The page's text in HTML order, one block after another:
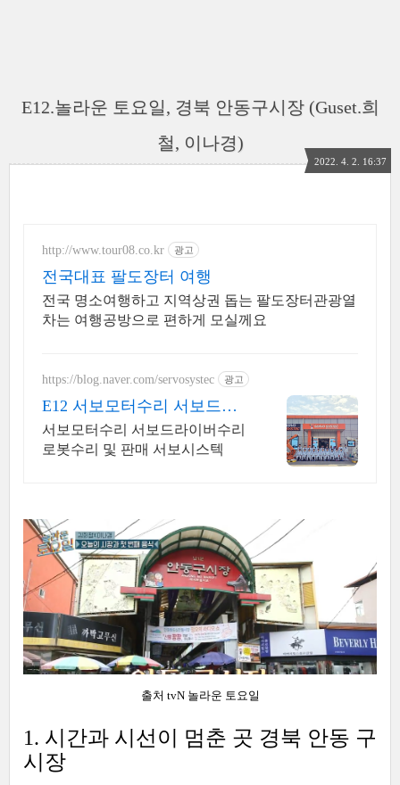
E12.놀라운 토요일, 경북 안동구시장 (Guset.희
철, 이나경)
2022. 4. 2. 16:37
http://www.tour08.co.kr 광고
전국대표 팔도장터 여행
전국 명소여행하고 지역상권 돕는 팔도장터관광열
차는 여행공방으로 편하게 모실께요
https://blog.naver.com/servosystec 광고
E12 서보모터수리 서보드라
이버수리
서보모터수리 서보드라이버수리
로봇수리 및 판매 서보시스텍
출처 tvN 놀라운 토요일
1. 시간과 시선이 멈춘 곳 경북 안동 구
시장